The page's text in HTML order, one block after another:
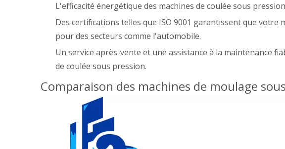
L'efficacité énergétique des machines de coulée sous
Des certifications telles que ISO 9001 garantissent que votre
pour des secteurs comme l'automobile.
Un service après-vente et une assistance à la maintenance
de coulée sous pression.
Comparaison des machines de moulage